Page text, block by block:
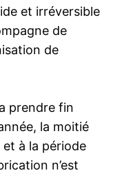
et irréversible
de
de
prendre fin
la moitié
à la période
n’est